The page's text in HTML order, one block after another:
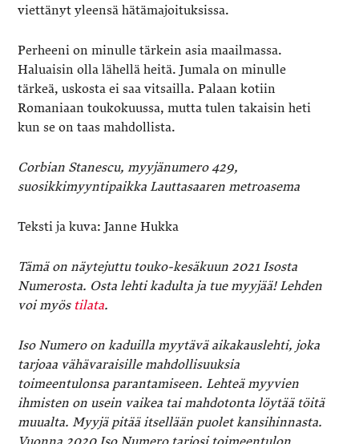
viettänyt yleensä hätämajoituksissa.
Perheeni on minulle tärkein asia maailmassa.
Haluaisin olla lähellä heitä. Jumala on minulle
tärkeä, uskosta ei saa vitsailla. Palaan kotiin
Romaniaan toukokuussa, mutta tulen takaisin heti
kun se on taas mahdollista.
Corbian Stanescu, myyjänumero 429,
suosikkimyyntipaikka Lauttasaaren metroasema
Teksti ja kuva: Janne Hukka
Tämä on näytejuttu touko-kesäkuun 2021 Isosta
Numerosta. Osta lehti kadulta ja tue myyjää! Lehden
voi myös tilata.
Iso Numero on kaduilla myytävä aikakauslehti, joka
tarjoaa vähävaraisille mahdollisuuksia
toimeentulonsa parantamiseen. Lehteä myyvien
ihmisten on usein vaikea tai mahdotonta löytää töitä
muualta. Myyjä pitää itsellään puolet kansihinnasta.